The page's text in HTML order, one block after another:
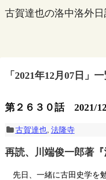
古賀達也の洛中洛外日
「 2021年12月07日 」
第２６３０話 2021/
古賀達也, 法隆寺
再読、川端俊一郎著
先日、一緒に古田史学を